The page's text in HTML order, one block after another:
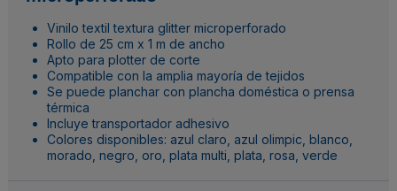
Vinilo textil textura glitter microperforado
Rollo de 25 cm x 1 m de ancho
Apto para plotter de corte
Compatible con la amplia mayoría de tejidos
Se puede planchar con plancha doméstica o prensa
térmica
Incluye transportador adhesivo
Colores disponibles: azul claro, azul olimpic, blanco,
morado, negro, oro, plata multi, plata, rosa, verde